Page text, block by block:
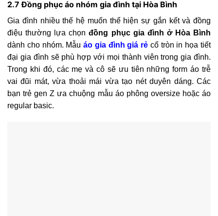
2.7 Đồng phục áo nhóm gia đình tại Hòa Bình
Gia đình nhiều thế hệ muốn thể hiện sự gắn kết và đồng
điệu thường lựa chọnđồng phục gia đình ở Hòa Bình
dành cho nhóm. Mẫuáo gia đình giá rẻ cổ tròn in họa tiết
đại gia đình sẽ phù hợp với mọi thành viên trong gia đình.
Trong khi đó, các mẹ và cô sẽ ưu tiên những form áo trễ
vai đũi mát, vừa thoải mái vừa tạo nét duyên dáng. Các
bạn trẻ gen Z ưa chuộng mẫu áo phông oversize hoặc áo
regular basic.